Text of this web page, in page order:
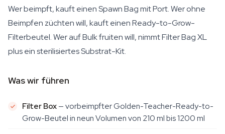
Wer beimpft, kauft einen Spawn Bag mit Port. Wer ohne
Beimpfen züchten will, kauft einen Ready-to-Grow-
Filterbeutel. Wer auf Bulk fruiten will, nimmt Filter Bag XL
plus ein sterilisiertes Substrat-Kit.
Was wir führen
Filter Box— vorbeimpfter Golden-Teacher-Ready-to-
Grow-Beutel in neun Volumen von 210 ml bis 1200 ml